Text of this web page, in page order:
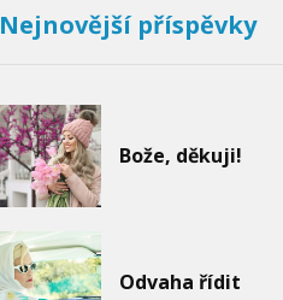
Nejnovější příspěvky
Bože, děkuji!
Odvaha řídit